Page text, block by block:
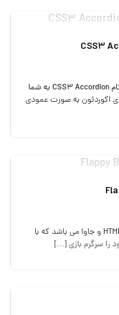
در این مطلب قصد داریم یک منوی زیبای آکوردئون با نام CSS3 Accordion به شما
اکوردئون به صورت عمودی
Flappy Bird نام یک اسکریپت ساده و سرگرم کننده HTML5 و جاوا می باشد که با
را سرگرم بازی […]